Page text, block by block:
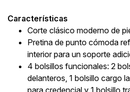
Características
Corte clásico moderno de
Pretina de punto cómoda
interior para un soporte
4 bolsillos funcionales: 2
delanteros, 1 bolsillo cargo
para credencial y 1 bolsillo